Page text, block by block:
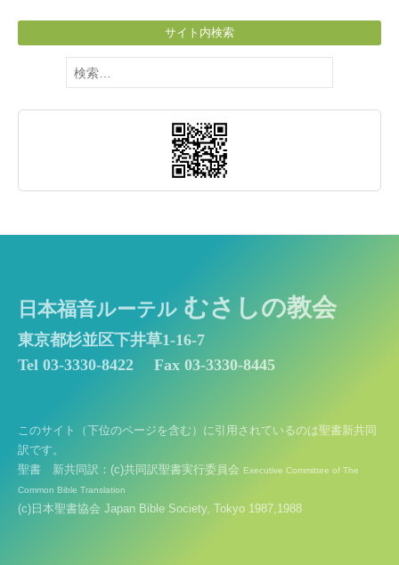
サイト内検索
検
索:
日本福音ルーテル むさしの教会
東京都杉並区下井草1-16-7
Tel 03-3330-8422
Fax 03-3330-8445
このサイト（下位のページを含む）に引用されているのは聖書新共同
訳です。
聖書 新共同訳：(c)共同訳聖書実行委員会 Executive Committee of The
Common Bible Translation
(c)日本聖書協会 Japan Bible Society, Tokyo 1987,1988